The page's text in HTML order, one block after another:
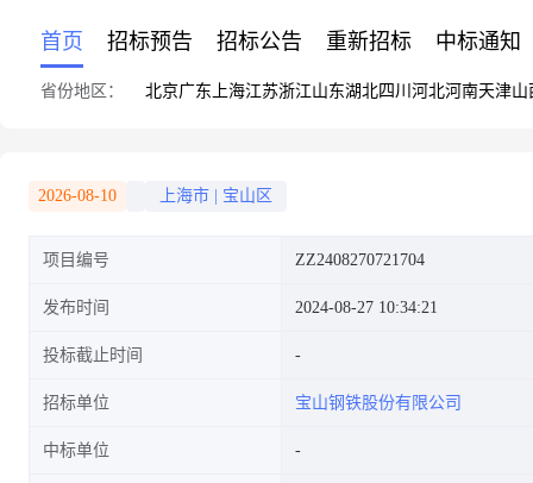
首页 招标预告 招标公告 重新招标 中标通知
省份地区： 北京广东 上海江苏浙江山东湖北四川 河北河南天津山
2026-08-10 上海市 宝山区
项目编号 ZZ2408270721704
发布时间 2024-08-27 10:34:21
投标截止时间
招标单位 宝山钢铁股份有限公司
中标单位